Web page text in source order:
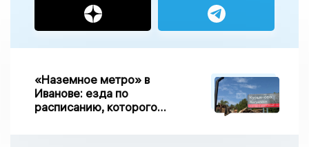
«Наземное метро» в
Иванове: езда по
расписанию, которого